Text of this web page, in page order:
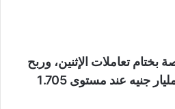
تعاملات الإثنين، وربح
رأس المال السوقي 39 مليار جنيه عند مستوى 1.705